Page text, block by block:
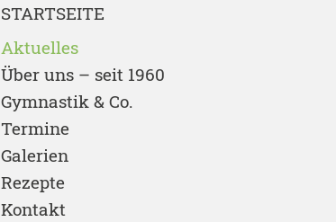
STARTSEITE
Aktuelles
Über uns – seit 1960
Gymnastik & Co.
Termine
Galerien
Rezepte
Kontakt